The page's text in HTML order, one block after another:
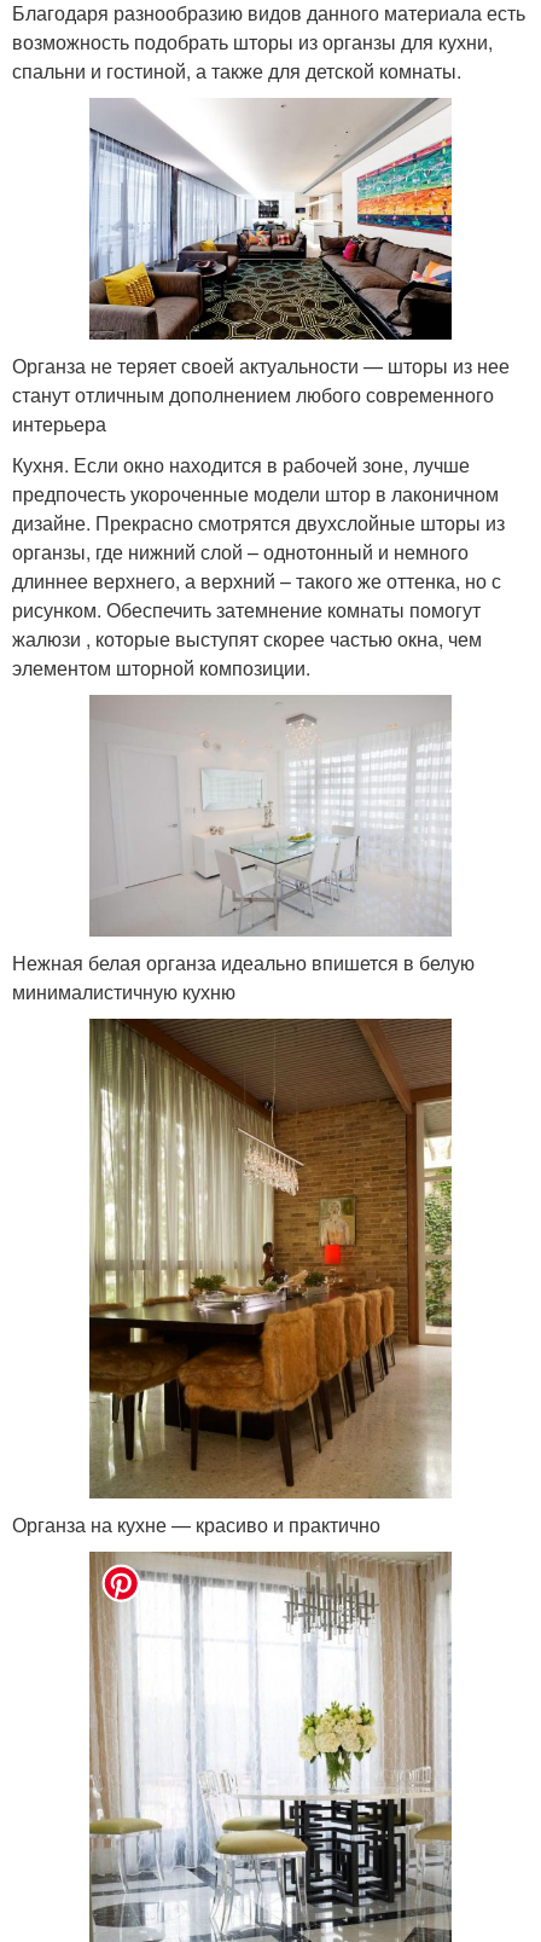
Благодаря разнообразию видов данного материала есть
возможность подобрать шторы из органзы для кухни,
спальни и гостиной, а также для детской комнаты.
Органза не теряет своей актуальности — шторы из нее
станут отличным дополнением любого современного
интерьера
Кухня. Если окно находится в рабочей зоне, лучше
предпочесть укороченные модели штор в лаконичном
дизайне. Прекрасно смотрятся двухслойные шторы из
органзы, где нижний слой – однотонный и немного
длиннее верхнего, а верхний – такого же оттенка, но с
рисунком. Обеспечить затемнение комнаты помогут
жалюзи , которые выступят скорее частью окна, чем
элементом шторной композиции.
Нежная белая органза идеально впишется в белую
минималистичную кухню
Органза на кухне — красиво и практично